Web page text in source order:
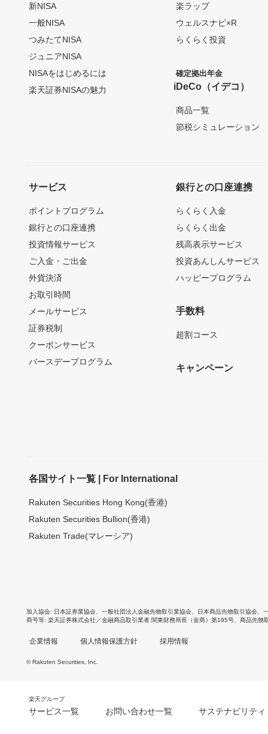
新NISA
一般NISA
つみたてNISA
ジュニアNISA
NISAをはじめるには
楽天証券NISAの魅力
楽ラップ
ウェルスナビ×R
らくらく投資
確定拠出年金
iDeCo（イデコ）
商品一覧
節税シミュレーション
サービス
ポイントプログラム
銀行との口座連携
投資情報サービス
ご入金・ご出金
外貨決済
お取引時間
メールサービス
証券税制
クーポンサービス
バースデープログラム
銀行との口座連携
らくらく入金
らくらく出金
残高表示サービス
投資あんしんサービス
ハッピープログラム
手数料
超割コース
キャンペーン
各国サイト一覧 | For International
Rakuten Securities Hong Kong(香港)
Rakuten Securities Bullion(香港)
Rakuten Trade(マレーシア)
加入協会 日本証券業協会 一般社団法人金融先物取引業協会 日本商品先物取引協会
商号等 楽天証券株式会社／金融商品取引業者 関東財務局長（金商）第195号、商品先物
企業情報 個人情報保護方針 採用情報
© Rakuten Securities, Inc.
楽天グループ
サービス一覧 お問い合わせ一覧 サステナビリティ